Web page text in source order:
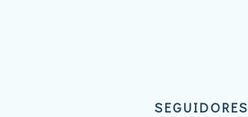
SEGUIDORES